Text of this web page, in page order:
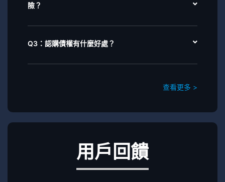
險？
Q3：認購債權有什麼好處？
查看更多 >
用戶回饋